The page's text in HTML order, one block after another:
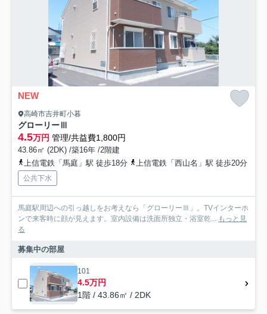
NEW
高崎市吉井町小暮
グローリーⅢ
4.5万円 管理/共益費1,800円
43.86㎡ (2DK) /築16年 /2階建
上信電鉄「馬庭」駅 徒歩18分
上信電鉄「西山名」駅 徒歩20分
公共下水
馬庭駅周辺への引っ越しをお考えなら「グローリーⅢ」。TVインターホ
ンで来客時に顔が見えます。室内設備は洗面所独立・浴室乾... もっと見
る
募集中の部屋
101
4.5万円
1階 / 43.86㎡ / 2DK